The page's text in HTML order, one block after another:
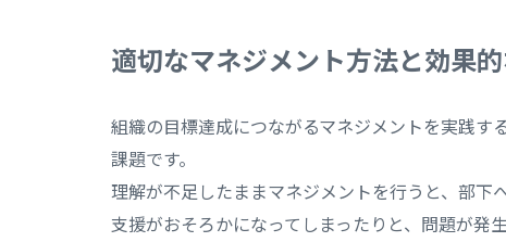
適切なマネジメント方法と効果
組織の目標達成につながるマネジメントを実践
課題です。
理解が不足したままマネジメントを行うと、部下
支援がおそろかになってしまったりと、問題が発